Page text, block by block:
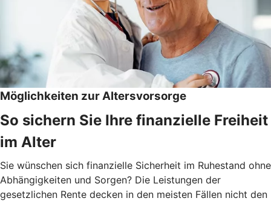
Möglichkeiten zur Altersvorsorge
So sichern Sie Ihre finanzielle Freiheit
im Alter
Sie wünschen sich finanzielle Sicherheit im Ruhestand ohne
Abhängigkeiten und Sorgen? Die Leistungen der
gesetzlichen Rente decken in den meisten Fällen nicht den